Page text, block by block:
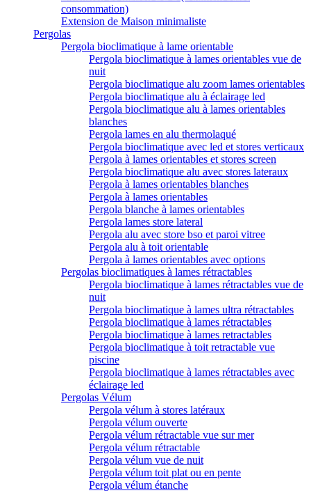
consommation)
Extension de Maison minimaliste
Pergolas
Pergola bioclimatique à lame orientable
Pergola bioclimatique à lames orientables vue de
nuit
Pergola bioclimatique alu zoom lames orientables
Pergola bioclimatique alu à éclairage led
Pergola bioclimatique alu à lames orientables
blanches
Pergola lames en alu thermolaqué
Pergola bioclimatique avec led et stores verticaux
Pergola à lames orientables et stores screen
Pergola bioclimatique alu avec stores lateraux
Pergola à lames orientables blanches
Pergola à lames orientables
Pergola blanche à lames orientables
Pergola lames store lateral
Pergola alu avec store bso et paroi vitree
Pergola alu à toit orientable
Pergola à lames orientables avec options
Pergolas bioclimatiques à lames rétractables
Pergola bioclimatique à lames rétractables vue de
nuit
Pergola bioclimatique à lames ultra rétractables
Pergola bioclimatique à lames rétractables
Pergola bioclimatique à lames retractables
Pergola bioclimatique à toit retractable vue
piscine
Pergola bioclimatique à lames rétractables avec
éclairage led
Pergolas Vélum
Pergola vélum à stores latéraux
Pergola vélum ouverte
Pergola vélum rétractable vue sur mer
Pergola vélum rétractable
Pergola vélum vue de nuit
Pergola vélum toit plat ou en pente
Pergola vélum étanche